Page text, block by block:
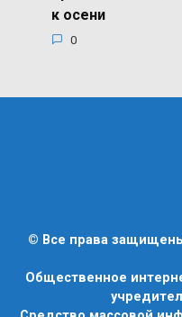
к осени
0
© Все права
Общественное